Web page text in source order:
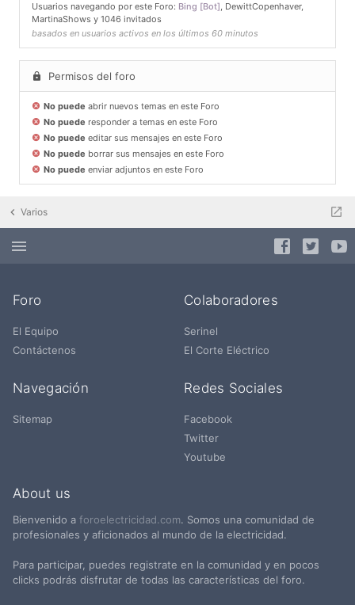
Usuarios navegando por este Foro: Bing [Bot], DewittCopenhaver,
MartinaShows y 1046 invitados
basados en usuarios activos en los últimos 60 minutos
Permisos del foro
No puede abrir nuevos temas en este Foro
No puede responder a temas en este Foro
No puede editar sus mensajes en este Foro
No puede borrar sus mensajes en este Foro
No puede enviar adjuntos en este Foro
Varios
Foro
El Equipo
Contáctenos
Colaboradores
Serinel
El Corte Eléctrico
Navegación
Sitemap
Redes Sociales
Facebook
Twitter
Youtube
About us
Bienvenido a foroelectricidad.com. Somos una comunidad de
profesionales y aficionados al mundo de la electricidad.
Para participar, puedes registrate en la comunidad y en pocos
clicks podrás disfrutar de todas las características del foro.